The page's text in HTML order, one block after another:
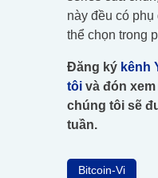
này đều có
thể chọn trong
Đăng ký kênh
tôi và đón
chúng tôi sẽ
tuần.
Bitcoin-Vi